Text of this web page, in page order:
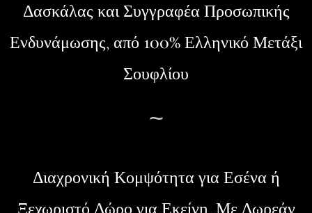
Δασκάλας και Συγγραφέα Προσωπικής
Ενδυνάμωσης, από 100% Ελληνικό Μετάξι
Σουφλίου
~
Διαχρονική Κομψότητα για Εσένα ή